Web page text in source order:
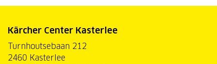
Kärcher Center Kasterlee
Turnhoutsebaan 212
2460 Kasterlee